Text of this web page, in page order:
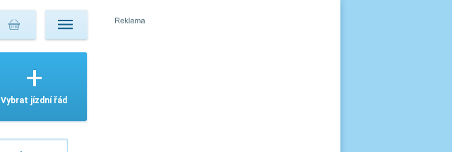
Vybrat jízdní řád